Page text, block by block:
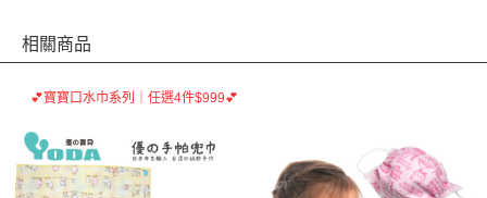
相關商品
💕寶寶口水巾系列｜任選4件$999💕